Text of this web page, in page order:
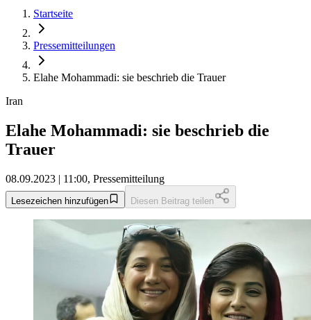
Startseite
Pressemitteilungen
Elahe Mohammadi: sie beschrieb die Trauer
Iran
Elahe Mohammadi: sie beschrieb die
Trauer
08.09.2023 | 11:00, Pressemitteilung
Lesezeichen hinzufügen Diesen Beitrag teilen